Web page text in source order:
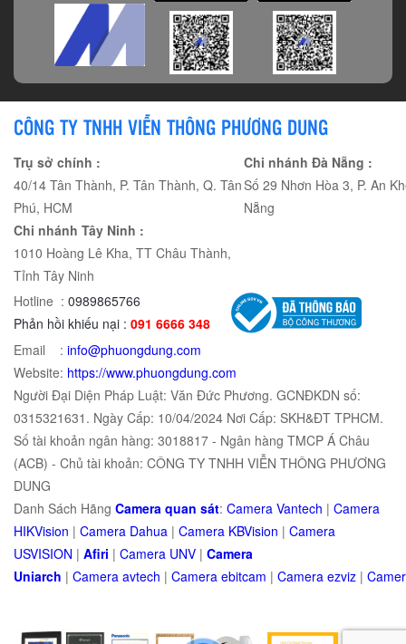
CÔNG TY TNHH VIỄN THÔNG PHƯƠNG DUNG
Trụ sở chính :
40/14 Tân Thành, P. Tân Thành, Q. Tân
Phú, HCM
Chi nhánh Đà Nẵng :
Số 29 Nhơn Hòa 3, P. An
Nẵng
Chi nhánh Tây Ninh :
1010 Hoàng Lê Kha, TT Châu Thành,
Tỉnh Tây Ninh
Hotline : 0989865766
Phản hồi khiếu nại : 091 6666 348
Email : info@phuongdung.com
Website: https://www.phuongdung.com
Người Đại Diện Pháp Luật: Văn Đức Phương. GCNĐKDN số:
0315321631. Ngày Cấp: 10/04/2024 Nơi Cấp: SKH&ĐT TPHCM.
Số tài khoản ngân hàng: 3018817 - Ngân hàng TMCP Á Châu
(ACB) - Chủ tài khoản: CÔNG TY TNHH VIỄN THÔNG PHƯƠNG
DUNG
Danh Sách Hãng Camera quan sát: Camera Vantech | Camera
HIKVision | Camera Dahua | Camera KBVision | Camera
USVISION | Afiri | Camera UNV | Camera
Uniarch | Camera avtech | Camera ebitcam | Camera ezviz |